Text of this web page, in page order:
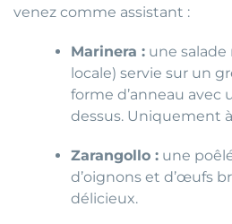
venez comme assistant :
Marinera : une salade
locale) servie sur un
forme d’anneau avec
dessus. Uniquement
Zarangollo : une
d’oignons et d’œufs
délicieux.